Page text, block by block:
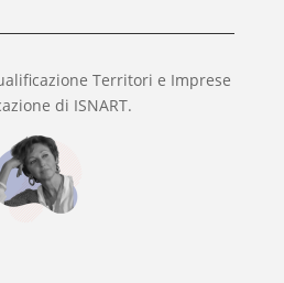
Territori e Imprese
di ISNART.